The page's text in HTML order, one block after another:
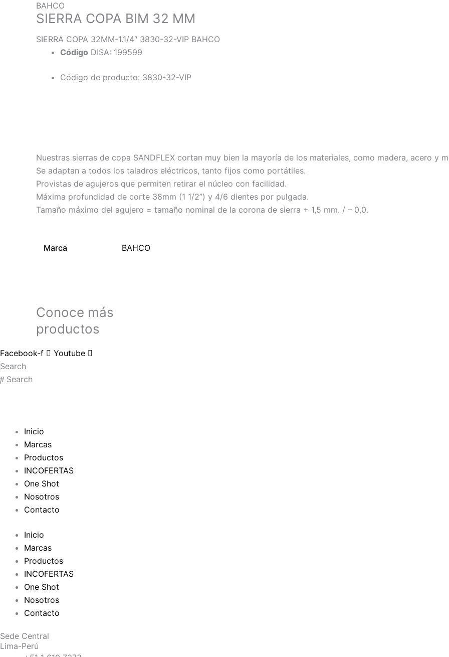
BAHCO
SIERRA COPA BIM 32 MM
SIERRA COPA 32MM-1.1/4″ 3830-32-VIP BAHCO
Código DISA: 199599
Código de producto: 3830-32-VIP
Nuestras sierras de copa SANDFLEX cortan muy bien la mayoría de los materiales, como madera, acero y
Se adaptan a todos los taladros eléctricos, tanto fijos como portátiles.
Provistas de agujeros que permiten retirar el núcleo con facilidad.
Máxima profundidad de corte 38mm (1 1/2”) y 4/6 dientes por pulgada.
Tamaño máximo del agujero = tamaño nominal de la corona de sierra + 1,5 mm. / – 0,0.
Marca BAHCO
Conoce más
productos
Facebook-f
Youtube
Search
Search
Inicio
Marcas
Productos
INCOFERTAS
One Shot
Nosotros
Contacto
Inicio
Marcas
Productos
INCOFERTAS
One Shot
Nosotros
Contacto
Sede Central
Lima-Perú